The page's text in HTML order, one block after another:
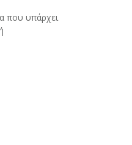
που υπάρχει